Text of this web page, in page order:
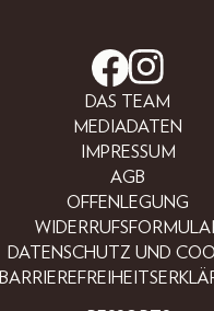
DAS TEAM
MEDIADATEN
IMPRESSUM
AGB
OFFENLEGUNG
DATENSCHUTZ UND